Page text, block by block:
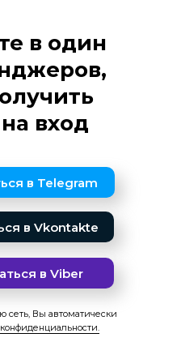
в один
вход
в Telegram
сеть, Вы автоматически
в Vkontakte
в Viber